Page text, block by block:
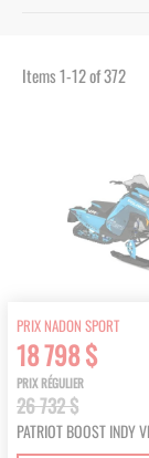
Items1-12of372
PRIX NADON SPORT
18 798 $
PRIX RÉGULIER
26 732 $
PATRIOT BOOST INDY